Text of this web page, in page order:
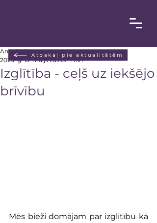
Izglītība - ceļš uz iekšējo
brīvību
Anta Poiša
2025. g. 13. maijs Lasīts 1 min
Mēs bieži domājam par izglītību kā
Atpakaļ pie aktualitātēm